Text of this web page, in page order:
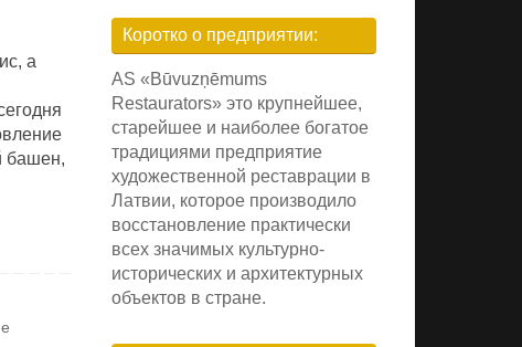
а
башен,
Коротко о предприятии:
AS «Būvuzņēmums
Restaurators» это крупнейшее,
старейшее и наиболее богатое
традициями предприятие
художественной реставрации в
Латвии, которое производило
восстановление практически
всех значимых культурно-
исторических и архитектурных
объектов в стране.